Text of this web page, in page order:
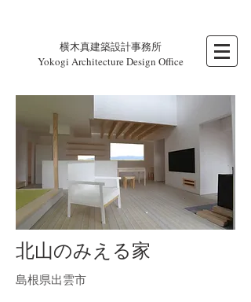
横木真建築設計事務所
Yokogi Architecture Design Office
北山のみえる家
島根県出雲市